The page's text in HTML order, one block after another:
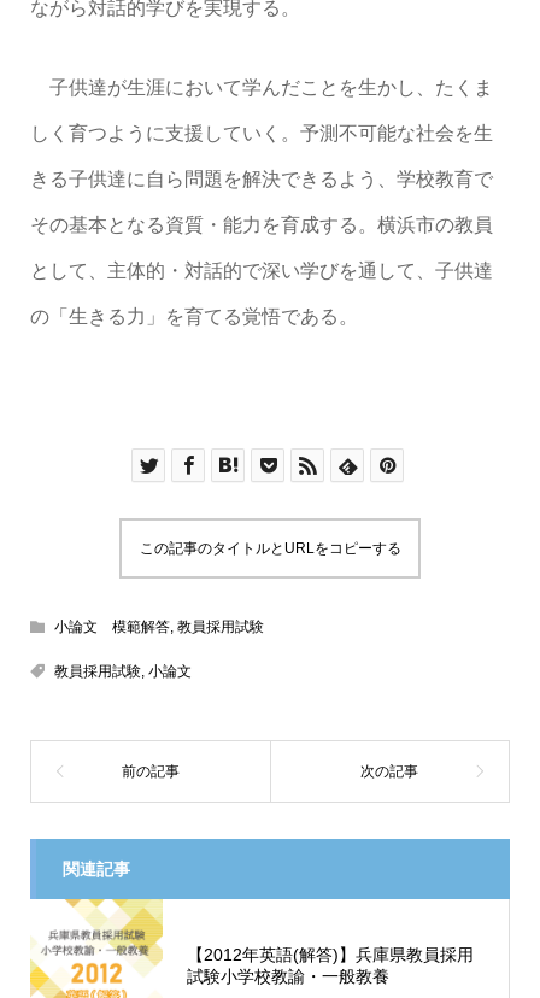
ながら対話的学びを実現する。
子供達が生涯において学んだことを生かし、たくま
しく育つように支援していく。予測不可能な社会を生
きる子供達に自ら問題を解決できるよう、学校教育で
その基本となる資質・能力を育成する。横浜市の教員
として、主体的・対話的で深い学びを通して、子供達
の「生きる力」を育てる覚悟である。
この記事のタイトルとURLをコピーする
小論文 模範解答, 教員採用試験
教員採用試験, 小論文
関連記事
【2012年英語(解答)】兵庫県教員採用
試験小学校教諭・一般教養